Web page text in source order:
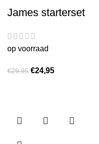
James starterset
op voorraad
€29,95 €24,95